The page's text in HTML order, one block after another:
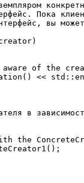
Пока
вы
)
of the
( ) << std ::
в
the
( ) ;